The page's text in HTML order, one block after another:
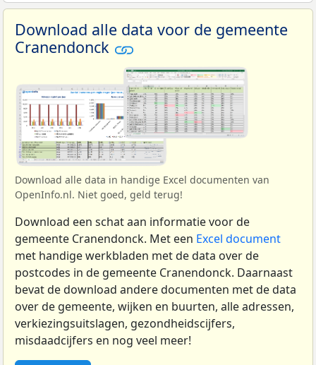
Download alle data voor de gemeente
Cranendonck
Download alle data in handige Excel documenten van
OpenInfo.nl. Niet goed, geld terug!
Download een schat aan informatie voor de
gemeente Cranendonck. Met een Excel document
met handige werkbladen met de data over de
postcodes in de gemeente Cranendonck. Daarnaast
bevat de download andere documenten met de data
over de gemeente, wijken en buurten, alle adressen,
verkiezingsuitslagen, gezondheidscijfers,
misdaadcijfers en nog veel meer!